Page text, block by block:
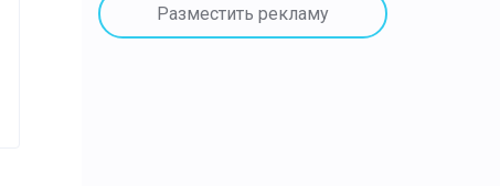
Разместить рекламу